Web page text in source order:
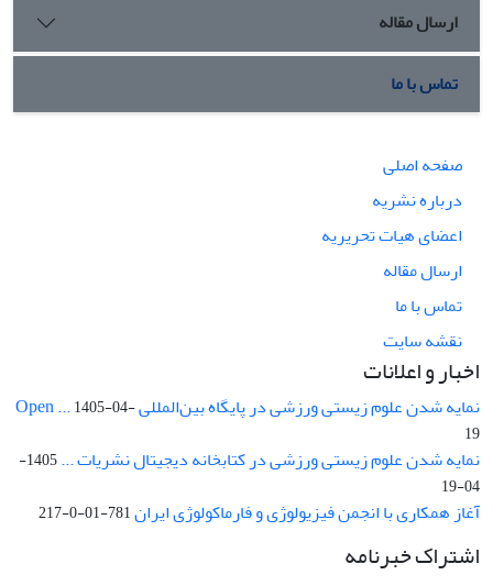
ارسال مقاله
تماس با ما
صفحه اصلی
درباره نشریه
اعضای هیات تحریریه
ارسال مقاله
تماس با ما
نقشه سایت
اخبار و اعلانات
نمایه شدن علوم زیستی ورزشی در پایگاه بین‌المللی Open ...1405-04-
19
نمایه شدن علوم زیستی ورزشی در کتابخانه دیجیتال نشریات ...
1405-
04-19
آغاز همکاری با انجمن فیزیولوژی و فارماکولوژی ایران781-01-0-217
اشتراک خبرنامه